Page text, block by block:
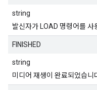
string
발신자가 LOAD 명령어를 사
FINISHED
string
미디어 재생이 완료되었습니